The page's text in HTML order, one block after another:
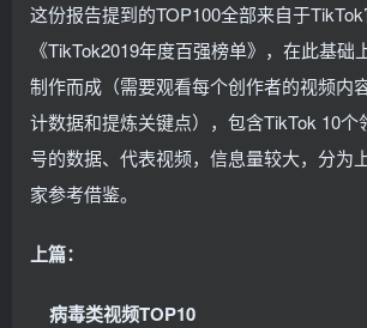
这份报告提到的TOP100全部来自于
《TikTok2019年度百强榜单》，在此基础
制作而成（需要观看每个创作者的视频内
计数据和提炼关键点），包含TikTok 10个
号的数据、代表视频，信息量较大，分为
家参考借鉴。
上篇：
病毒类视频TOP10